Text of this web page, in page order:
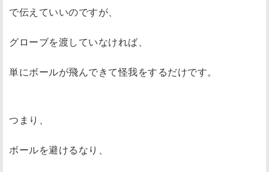
で伝えていいのですが、
グローブを渡していなければ、
単にボールが飛んできて怪我をするだけです。
つまり、
ボールを避けるなり、